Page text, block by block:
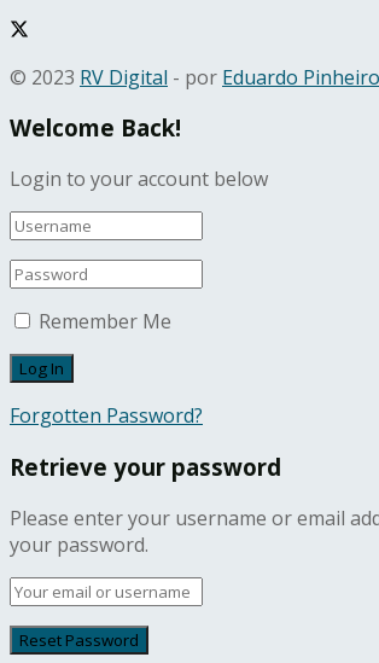
© 2023 RV Digital - por Eduardo Pinheiro
Welcome Back!
Login to your account below
Remember Me
Forgotten Password?
Retrieve your password
Please enter your username or email
your password.